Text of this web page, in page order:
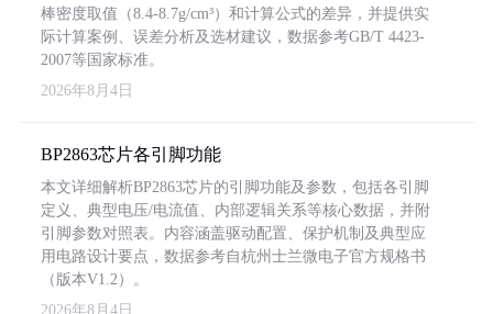
棒密度取值（8.4-8.7g/cm³）和计算公式的差异，并提供实
际计算案例、误差分析及选材建议，数据参考GB/T 4423-
2007等国家标准。
2026年8月4日
BP2863芯片各引脚功能
本文详细解析BP2863芯片的引脚功能及参数，包括各引脚
定义、典型电压/电流值、内部逻辑关系等核心数据，并附
引脚参数对照表。内容涵盖驱动配置、保护机制及典型应
用电路设计要点，数据参考自杭州士兰微电子官方规格书
（版本V1.2）。
2026年8月4日